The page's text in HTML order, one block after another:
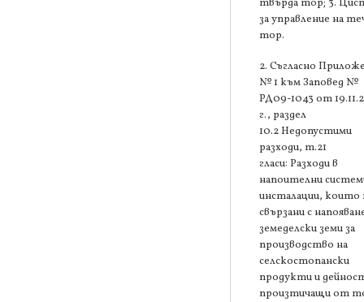
твърда тор; 3.
за управление на
тор.
2. Съгласно
№ 1 към Заповед №
РД09-1043 от
г., раздел
10.2 Недопустими
разходи, т.21
гласи: Разходи в
напоителни
инсталации, които
свързани с
земеделски земи за
производство на
селскостопански
продукти и
произтичащи от